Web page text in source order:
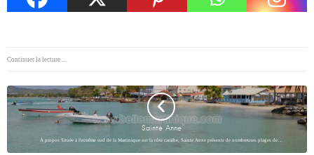
Continuer la lecture ...
Sainte Anne
À propos Située à l'extrême sud de la Martinique sur la côte caraïbe, Sainte Anne présente de nombreuses plages de…